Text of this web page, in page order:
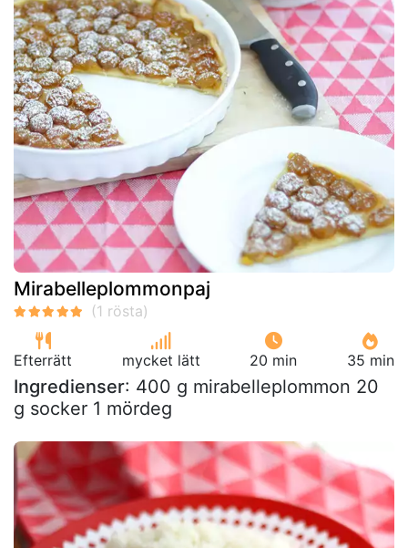
Mirabelleplommonpaj
Efterrätt mycket lätt 20 min 35 min
Ingredienser: 400 g mirabelleplommon 20
g socker 1 mördeg